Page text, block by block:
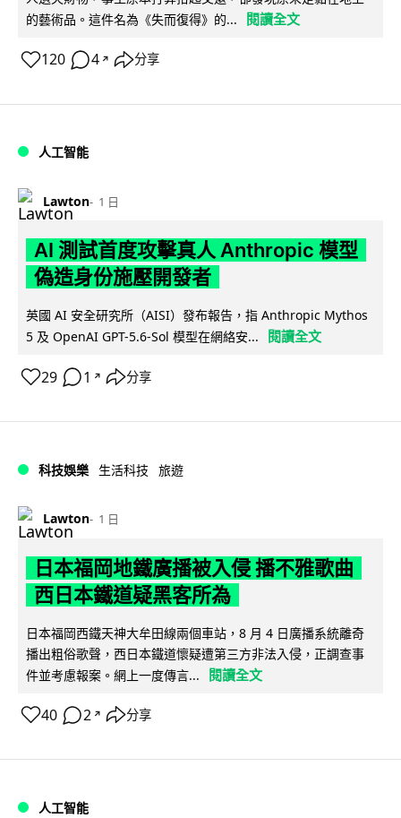
的藝術品。這件名為《失而復得》的...
閱讀全文
120 4 ↗ 分享
人工智能
Lawton 1 日
AI 測試首度攻擊真人 Anthropic 模型
偽造身份施壓開發者
英國 AI 安全研究所（AISI）發布報告，指 Anthropic Mythos
5 及 OpenAI GPT-5.6-Sol 模型在網絡安...
閱讀全文
29 1 ↗ 分享
科技娛樂 生活科技 旅遊
Lawton 1 日
日本福岡地鐵廣播被入侵 播不雅歌曲
西日本鐵道疑黑客所為
日本福岡西鐵天神大牟田線兩個車站，8 月 4 日廣播系統離奇
播出粗俗歌聲，西日本鐵道懷疑遭第三方非法入侵，正調查事
件並考慮報案。網上一度傳言...
閱讀全文
40 2 ↗ 分享
人工智能